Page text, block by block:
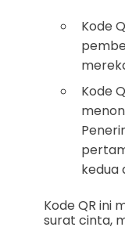
Kode
Kode
kedua
Kode QR ini
surat cinta,